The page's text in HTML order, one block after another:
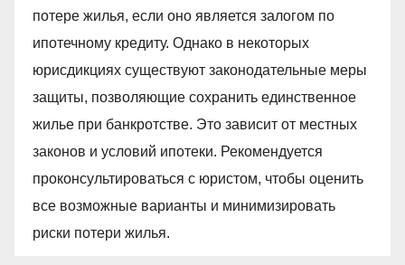
потере жилья, если оно является залогом по
ипотечному кредиту. Однако в некоторых
юрисдикциях существуют законодательные меры
защиты, позволяющие сохранить единственное
жилье при банкротстве. Это зависит от местных
законов и условий ипотеки. Рекомендуется
проконсультироваться с юристом, чтобы оценить
все возможные варианты и минимизировать
риски потери жилья.